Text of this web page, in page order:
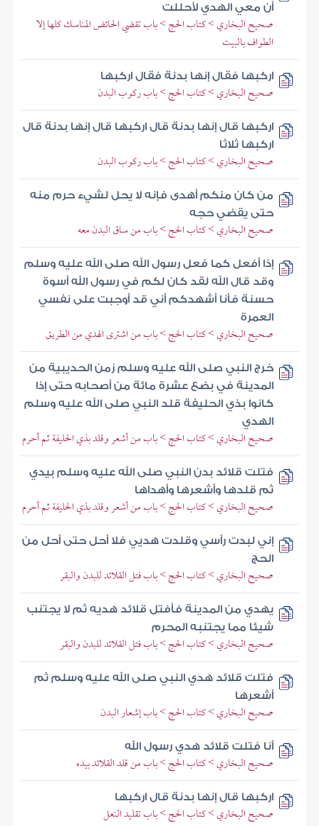
أن معي الهدي لأحللت
صحيح البخاري > كتاب الحج > باب تقضي الحائض المناسك كلها إلا
الطواف بالبيت
اركبها فقال إنها بدنة فقال اركبها
صحيح البخاري > كتاب الحج > باب ركوب البدن
اركبها قال إنها بدنة قال اركبها قال إنها بدنة قال
اركبها ثلاثا
صحيح البخاري > كتاب الحج > باب ركوب البدن
من كان منكم أهدى فإنه لا يحل لشيء حرم منه
حتى يقضي حجه
صحيح البخاري > كتاب الحج > باب من ساق البدن معه
إذا أفعل كما فعل رسول الله صلى الله عليه وسلم
وقد قال الله لقد كان لكم في رسول الله أسوة
حسنة فأنا أشهدكم أني قد أوجبت على نفسي
العمرة
صحيح البخاري > كتاب الحج > باب من اشترى الهدي من الطريق
خرج النبي صلى الله عليه وسلم زمن الحديبية من
المدينة في بضع عشرة مائة من أصحابه حتى إذا
كانوا بذي الحليفة قلد النبي صلى الله عليه وسلم
الهدي
صحيح البخاري > كتاب الحج > باب من أشعر وقلد بذي الحليفة ثم أحرم
فتلت قلائد بدن النبي صلى الله عليه وسلم بيدي
ثم قلدها وأشعرها وأهداها
صحيح البخاري > كتاب الحج > باب من أشعر وقلد بذي الحليفة ثم أحرم
إني لبدت رأسي وقلدت هديي فلا أحل حتى أحل من
الحج
صحيح البخاري > كتاب الحج > باب فتل القلائد للبدن والبقر
يهدي من المدينة فأفتل قلائد هديه ثم لا يجتنب
شيئا مما يجتنبه المحرم
صحيح البخاري > كتاب الحج > باب فتل القلائد للبدن والبقر
فتلت قلائد هدي النبي صلى الله عليه وسلم ثم
أشعرها
صحيح البخاري > كتاب الحج > باب إشعار البدن
أنا فتلت قلائد هدي رسول الله
صحيح البخاري > كتاب الحج > باب من قلد القلائد بيده
اركبها قال إنها بدنة قال اركبها
صحيح البخاري > كتاب الحج > باب تقليد النعل